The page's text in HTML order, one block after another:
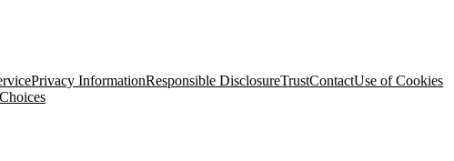
Privacy InformationResponsible DisclosureTrustContactUse of Cookies